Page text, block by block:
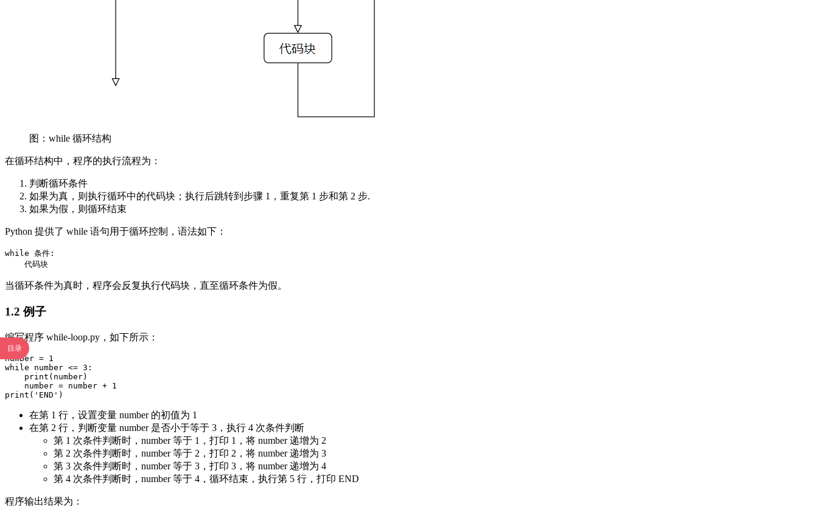
目录
图：while 循环结构
在循环结构中，程序的执行流程为：
判断循环条件
如果为真，则执行循环中的代码块；执行后跳转到步骤 1，重复第 1 步和第 2 步.
如果为假，则循环结束
Python 提供了 while 语句用于循环控制，语法如下：
while 条件:
当循环条件为真时，程序会反复执行代码块，直至循环条件为假。
1.2 例子
编写程序 while-loop.py，如下所示：
number = 1
while number <= 3:
    print(number)
    number = number + 1
print('END')
在第 1 行，设置变量 number 的初值为 1
在第 2 行，判断变量 number 是否小于等于 3，执行 4 次条件判断
第 1 次条件判断时，number 等于 1，打印 1，将 number 递增为 2
第 2 次条件判断时，number 等于 2，打印 2，将 number 递增为 3
第 3 次条件判断时，number 等于 3，打印 3，将 number 递增为 4
第 4 次条件判断时，number 等于 4，循环结束，执行第 5 行，打印 END
程序输出结果为：